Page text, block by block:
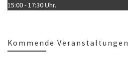
15:00 - 17:30 Uhr.
Kommende Veranstaltungen